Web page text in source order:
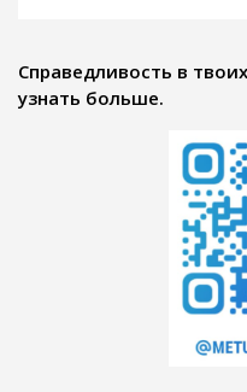
Справедливость в
узнать больше.